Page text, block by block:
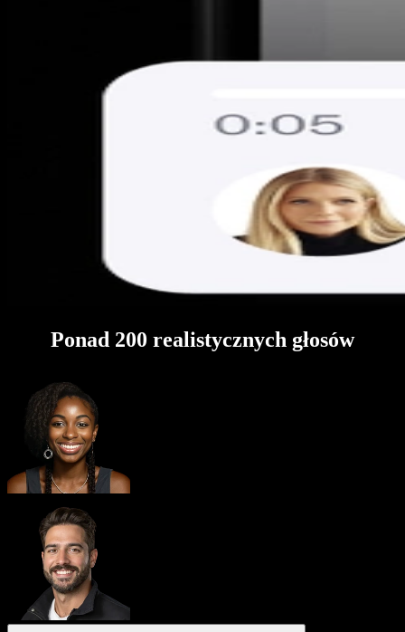
Ponad 200 realistycznych głosów